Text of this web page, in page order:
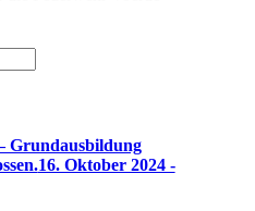
Grundausbildung
16. Oktober 2024 -